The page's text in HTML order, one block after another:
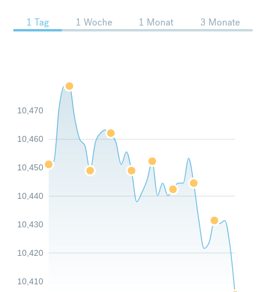
1 Tag 1 Woche 1 Monat 3 Monate
10,410
10,420
10,430
10,440
10,450
10,460
10,470